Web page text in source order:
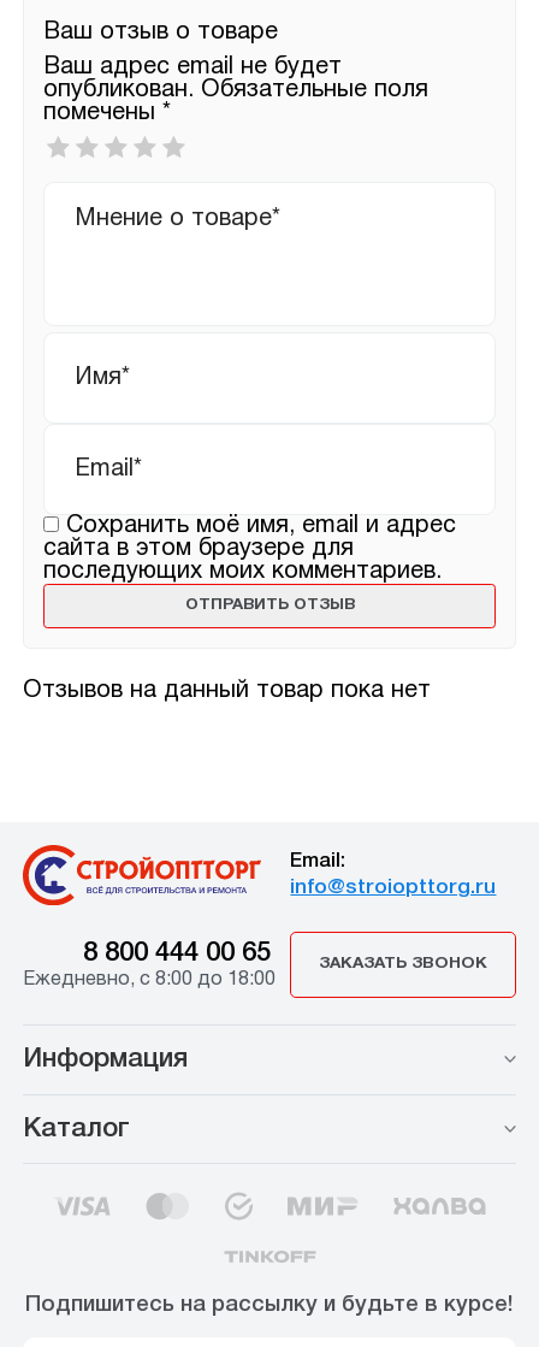
Отзывов на данный товар пока нет
Ваш отзыв о товаре
Ваш адрес email не будет
опубликован. Обязательные поля
помечены *
Ваша
оценка
отзыв
Сохранить моё имя, email и адрес
сайта в этом браузере для
последующих моих комментариев.
Email:
info@stroiopttorg.ru
8 800 444 00 65
Ежедневно, с 8:00 до 18:00
ЗАКАЗАТЬ ЗВОНОК
Информация
Каталог
Подпишитесь на рассылку и будьте в курсе!